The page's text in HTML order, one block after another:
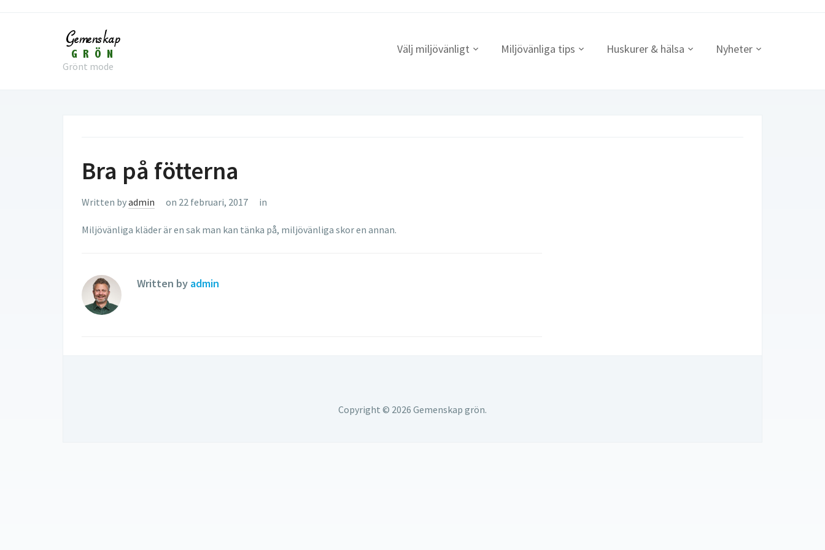
Grönt mode
Välj miljövänligt Miljövänliga tips Huskurer & hälsa Nyheter
Bra på fötterna
Written byadmin on 22 februari, 2017 in
Miljövänliga kläder är en sak man kan tänka på, miljövänliga skor en annan.
Written by admin
Copyright © 2026 Gemenskap grön.